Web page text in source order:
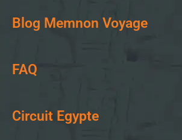
Blog Memnon Voyage
FAQ
Circuit Egypte